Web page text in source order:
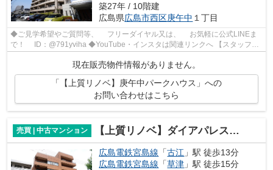
築27年 / 10階建
広島県広島市西区庚午中 １丁目
◆ご見学希望やご質問等、 フリーダイヤル又は、 お気軽に公式LINEま
で！ ID：@791yviha ◆YouTube・インスタは関連リンクへ 【スタッフい
現在販売物件情報がありません。
「【上質リノベ】庚午中パークハウス」への
お問い合わせはこちら
売買 | 中古マンション 【上質リノベ】ダイアパレス庚午中
広島電鉄宮島線 「古江 」駅 徒歩13分
広島電鉄宮島線 「草津 」駅 徒歩15分